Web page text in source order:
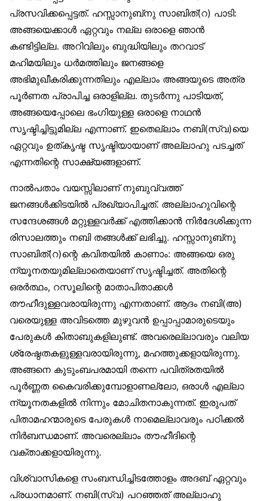
പ്രസവിക്കപ്പെട്ടത്. ഹസ്സാനുബ്‌നു സാബിത്(റ) പാടി:
അങ്ങയെക്കാൾ ഏറ്റവും നല്ല ഒരാളെ ഞാൻ
കണ്ടിട്ടില്ല. അറിവിലും ബുദ്ധിയിലും തറവാട്
മഹിമയിലും ധർമത്തിലും ജനങ്ങളെ
അഭിമുഖീകരിക്കുന്നതിലും എല്ലാം അങ്ങയുടെ അത്ര
പൂർണത പ്രാപിച്ച ഒരാളില്ല. തുടർന്നു പാടിയത്,
അങ്ങയെപ്പോലെ ഭംഗിയുള്ള ഒരാളെ നാഥൻ
സൃഷ്ടിച്ചിട്ടുമില്ല എന്നാണ്. ഇതെല്ലാം നബി(സ്വ)യെ
ഏറ്റവും ഉത്കൃഷ്ട സൃഷ്ടിയായാണ് അല്ലാഹു പടച്ചത്
എന്നതിന്റെ സാക്ഷ്യങ്ങളാണ്.
നാൽപതാം വയസ്സിലാണ് നുബുവ്വത്ത്
ജനങ്ങൾക്കിടയിൽ പ്രഖ്യാപിച്ചത്. അല്ലാഹുവിന്റെ
സന്ദേശങ്ങൾ മറ്റുള്ളവർക്ക് എത്തിക്കാൻ നിർദേശിക്കുന്ന
രിസാലത്തും നബി തങ്ങൾക്ക് ലഭിച്ചു. ഹസ്സാനുബ്‌നു
സാബിത്(റ)ന്റെ കവിതയിൽ കാണാം: അങ്ങയെ ഒരു
ന്യൂനതയുമില്ലാതെയാണ് സൃഷ്ടിച്ചത്. അതിന്റെ
ഒരർത്ഥം, റസൂലിന്റെ മാതാപിതാക്കൾ
തൗഹീദുള്ളവരായിരുന്നു എന്നതാണ്. ആദം നബി(അ)
വരെയുള്ള അവിടത്തെ മുഴുവൻ ഉപ്പാപ്പാമാരുടെയും
പേരുകൾ കിതാബുകളിലുണ്ട്. അവരെല്ലാവരും വലിയ
ശ്രേഷ്ഠതകളുള്ളവരായിരുന്നു, മഹത്തുക്കളായിരുന്നു.
അങ്ങനെ കുടുംബപരമായി തന്നെ പവിത്രതയിൽ
പൂർണ്ണത കൈവരിക്കുമ്പോളാണല്ലോ, ഒരാൾ എല്ലാ
ന്യൂനതകളിൽ നിന്നും മോചിതനാകുന്നത്. ഇരുപത്
പിതാമഹന്മാരുടെ പേരുകൾ നാമെല്ലാവരും പഠിക്കൽ
നിർബന്ധമാണ്. അവരെല്ലാം തൗഹീദിന്റെ
വക്താക്കളായിരുന്നു.
വിശ്വാസികളെ സംബന്ധിച്ചിടത്തോളം അദബ് ഏറ്റവും
പ്രധാനമാണ്. നബി(സ്വ) പറഞ്ഞത് അല്ലാഹു